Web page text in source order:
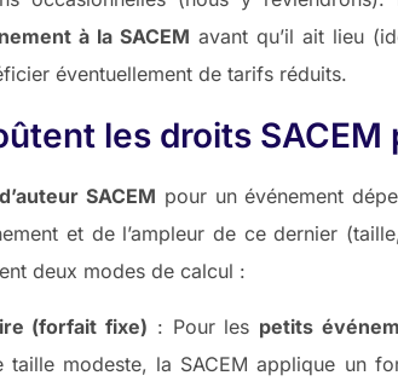
à la SACEM avant qu’il ait lieu
éventuellement de tarifs réduits.
les droits SACEM
SACEM pour un événement
et de l’ampleur de ce dernier
deux modes de calcul :
(forfait fixe) : Pour les petits
taille modeste, la SACEM applique un